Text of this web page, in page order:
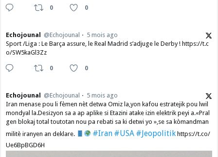
0 0
Echojounal @Echojounal
5 mois ago
Sport /Liga : Le Barça assure, le Real Madrid s’adjuge le Derby ! https://t.c
o/SW5kaGl3Zz
0 0
Echojounal @Echojounal
5 mois ago
Iran menase pou li fèmen nèt detwa Omiz la,yon kafou estratejik pou lwil
mondyal la.Desizyon sa a ap aplike si Etazini atake izin elektrik peyi a.​«Pral
gen blokaj total toutotan nou pa rebati sa ki detwi yo »,se sa kòmandman
militè iranyen an deklare.
#Iran #USA #Jeopolitikhttps://t.co/
Ue6BpBGD6H